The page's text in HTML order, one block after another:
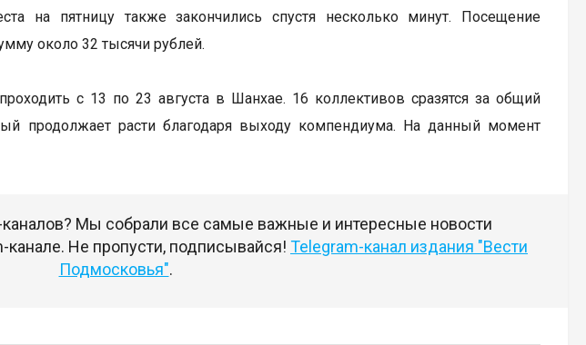
на пятницу также закончились спустя несколько минут. Посещение
около 32 тысячи рублей.
с 13 по 23 августа в Шанхае. 16 коллективов сразятся за общий
продолжает расти благодаря выходу компендиума. На данный момент
Мы собрали все самые важные и интересные новости
Не пропусти, подписывайся! Telegram-канал издания "Вести
Подмосковья".